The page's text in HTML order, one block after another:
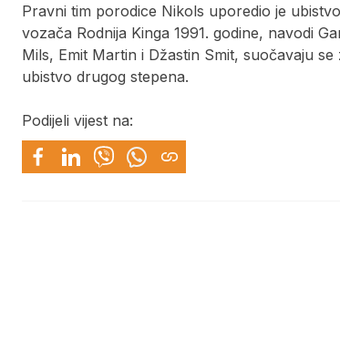
Pravni tim porodice Nikols uporedio je
vozača Rodnija Kinga 1991. godine, navodi
Mils, Emit Martin i Džastin Smit, suočavaju
ubistvo drugog stepena.
Podijeli vijest na: